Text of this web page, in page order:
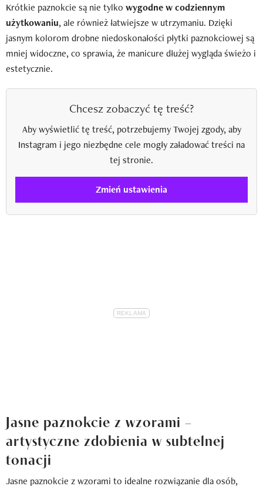
Krótkie paznokcie są nie tylko wygodne w codziennym
użytkowaniu, ale również łatwiejsze w utrzymaniu. Dzięki
jasnym kolorom drobne niedoskonałości płytki paznokciowej są
mniej widoczne, co sprawia, że manicure dłużej wygląda świeżo i
estetycznie.
Chcesz zobaczyć tę treść?
Aby wyświetlić tę treść, potrzebujemy Twojej zgody, aby
Instagram i jego niezbędne cele mogły załadować treści na
tej stronie.
Zmień ustawienia
Jasne paznokcie z wzorami –
artystyczne zdobienia w subtelnej
tonacji
Jasne paznokcie z wzorami to idealne rozwiązanie dla osób,